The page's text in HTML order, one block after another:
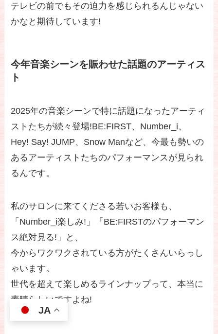
テレビの前でもその迫力を感じられるんじゃない
かなと期待しています!
今年音楽シーンを賑わせた話題のアーティス
ト
2025年の音楽シーンで特に話題になったアーティ
ストたちが続々登場!BE:FIRST、Number_i、
Hey! Say! JUMP、Snow Manなど、今最も勢いの
あるアーティストたちのパフォーマンスが見られ
るんです。
私のサロンに来てくださる若いお客様も、
「Number_i楽しみ!」「BE:FIRSTのパフォーマン
ス絶対見る!」と、
今からワクワクされている方がたくさんいらっし
ゃいます。
世代を超えて楽しめるラインナップって、本当に
素晴らしいですよね!
JA